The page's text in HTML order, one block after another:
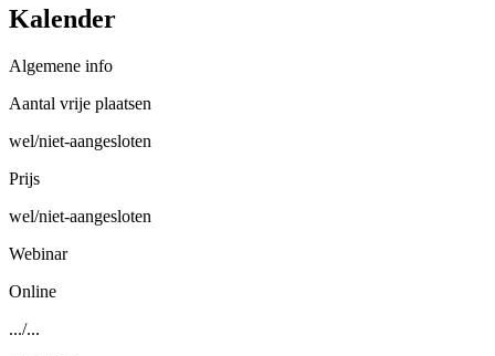
Kalender
Algemene info
Aantal vrije plaatsen
wel/niet-aangesloten
Prijs
wel/niet-aangesloten
Webinar
Online
.../...